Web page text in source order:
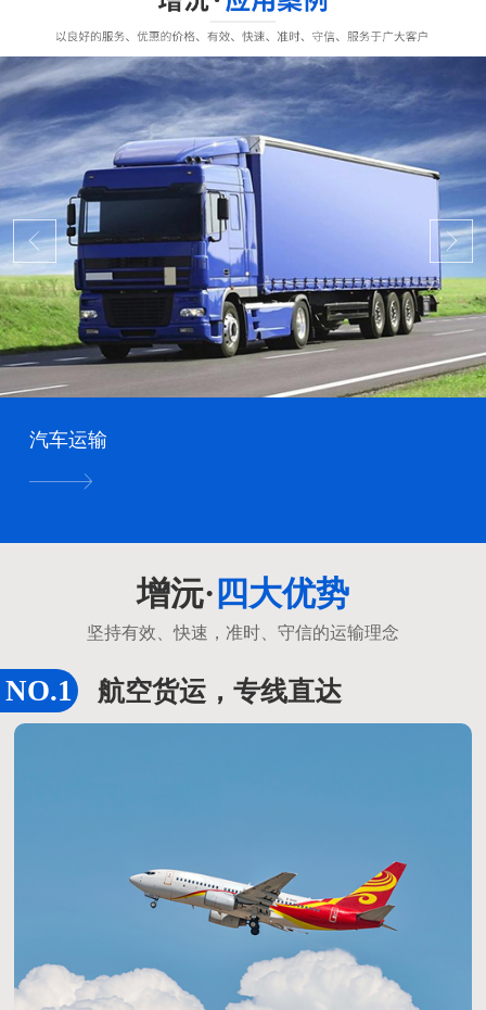
汽车运输
增沅· 四大优势
坚持有效、快速，准时、守信的运输理念
航空货运，专线直达